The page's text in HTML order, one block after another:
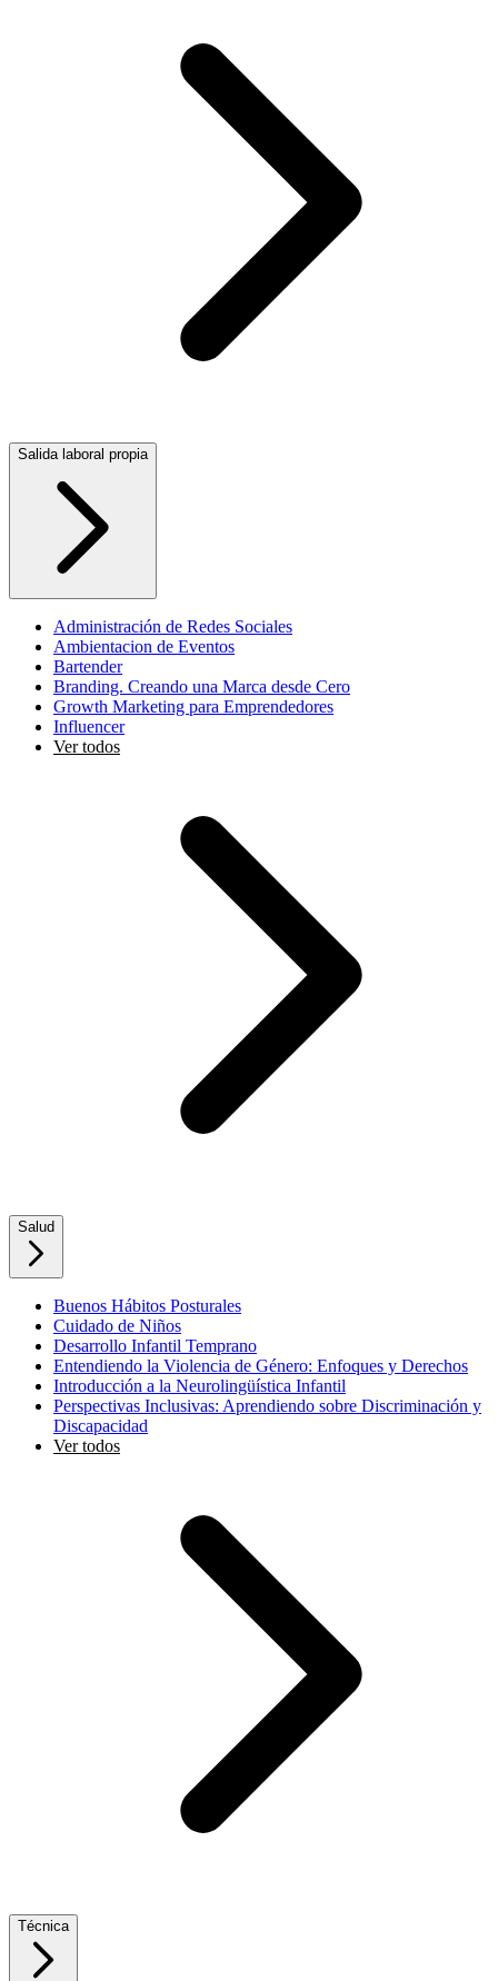
Salida laboral propia
Administración de Redes Sociales
Ambientacion de Eventos
Bartender
Branding. Creando una Marca desde Cero
Growth Marketing para Emprendedores
Influencer
Ver todos
Salud
Buenos Hábitos Posturales
Cuidado de Niños
Desarrollo Infantil Temprano
Entendiendo la Violencia de Género: Enfoques y Derechos
Introducción a la Neurolingüística Infantil
Perspectivas Inclusivas: Aprendiendo sobre Discriminación y
Discapacidad
Ver todos
Técnica